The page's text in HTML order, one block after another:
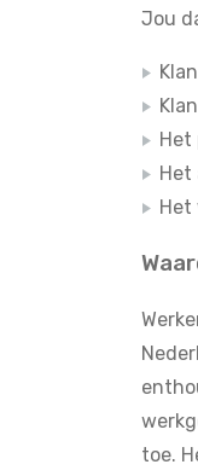
Jou
Het
Het
Het
toe.